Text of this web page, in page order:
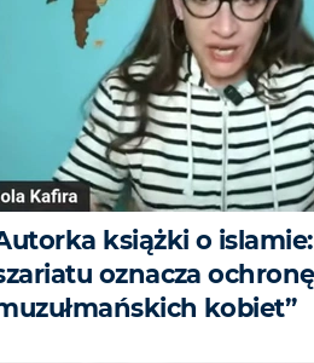
książki o
oznacza
kobiet”